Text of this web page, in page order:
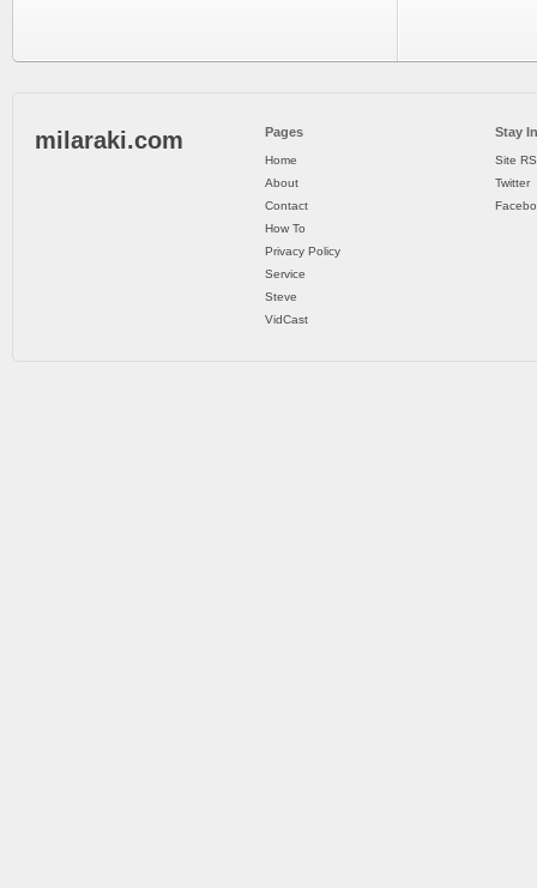
milaraki.com Pages
Home
About
Contact
How To
Privacy Policy
Service
Steve
VidCast
Stay
Site
Twitter